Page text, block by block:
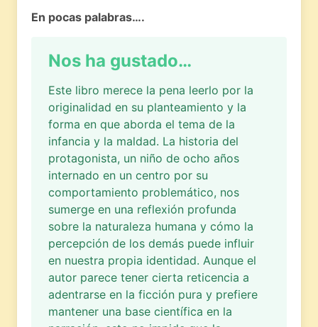
En pocas palabras….
Nos ha gustado…
Este libro merece la pena leerlo por la
originalidad en su planteamiento y la
forma en que aborda el tema de la
infancia y la maldad. La historia del
protagonista, un niño de ocho años
internado en un centro por su
comportamiento problemático, nos
sumerge en una reflexión profunda
sobre la naturaleza humana y cómo la
percepción de los demás puede influir
en nuestra propia identidad. Aunque el
autor parece tener cierta reticencia a
adentrarse en la ficción pura y prefiere
mantener una base científica en la